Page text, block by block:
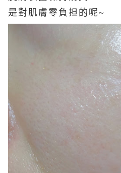
是對肌膚零負担的呢~